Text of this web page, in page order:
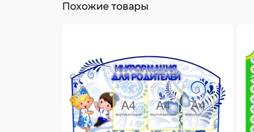
Похожие товары